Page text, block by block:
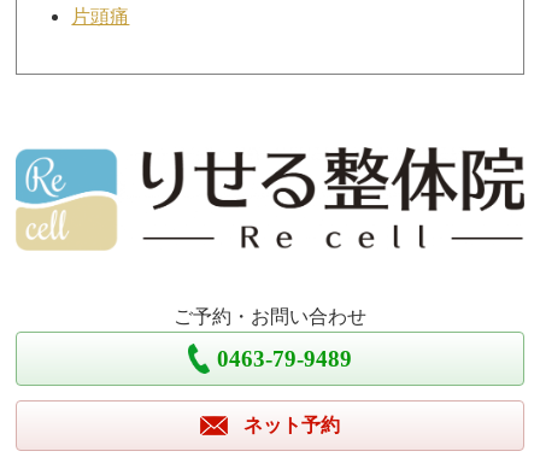
片頭痛
ご予約・お問い合わせ
0463-79-9489
ネット予約